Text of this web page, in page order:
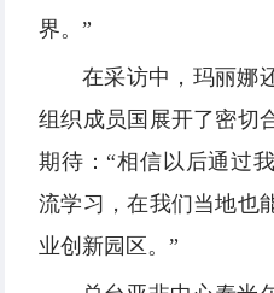
界。”
在采访中，玛丽娜
组织成员国展开了密切
期待：“相信以后通过
流学习，在我们当地也
业创新园区。”